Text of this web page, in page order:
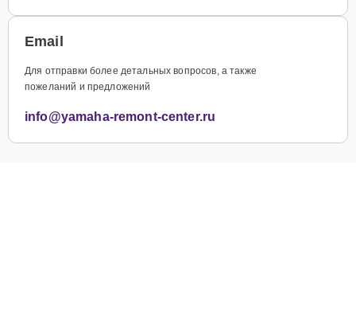
Email
Для отправки более детальных вопросов, а также
пожеланий и предложений
info@yamaha-remont-center.ru